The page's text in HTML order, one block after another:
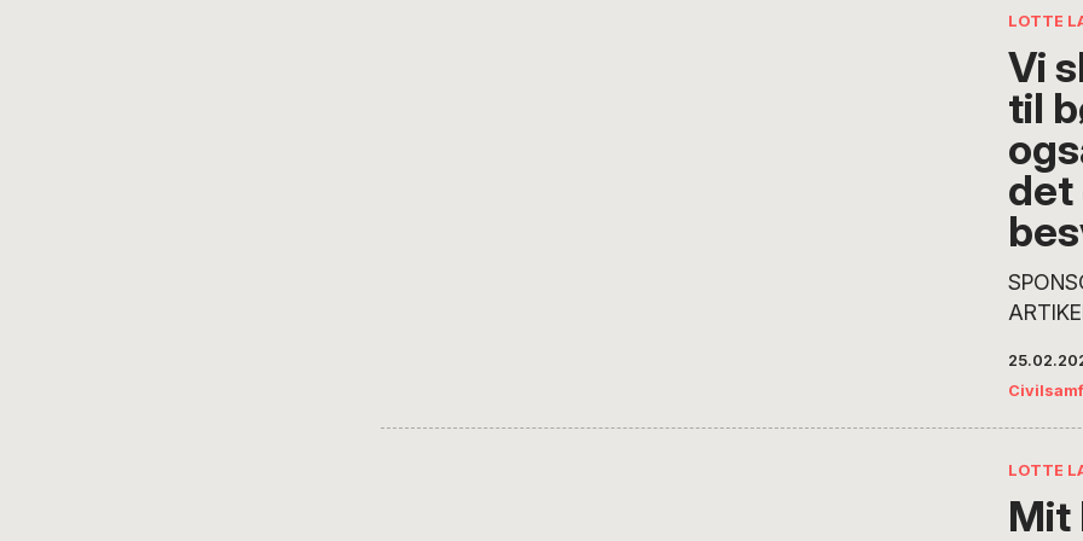
LOTTE
Vi
til
det
andre
LOTTE
Mit